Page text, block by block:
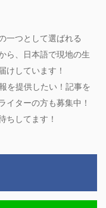
一つとして選ばれる
ら、日本語で現地の生
けしています！
を提供したい！記事を
イターの方も募集中！
ちしてます！